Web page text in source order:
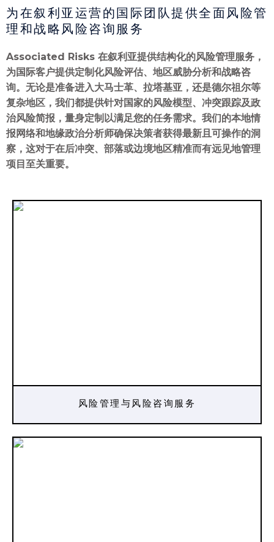
为在叙利亚运营的国际团队提供全面风险管
理和战略风险咨询服务
Associated Risks 在叙利亚提供结构化的风险管理服务，
为国际客户提供定制化风险评估、地区威胁分析和战略咨
询。无论是准备进入大马士革、拉塔基亚，还是德尔祖尔等
复杂地区，我们都提供针对国家的风险模型、冲突跟踪及政
治风险简报，量身定制以满足您的任务需求。我们的本地情
报网络和地缘政治分析师确保决策者获得最新且可操作的洞
察，这对于在后冲突、部落或边境地区精准而有远见地管理
项目至关重要。
风险管理与风险咨询服务